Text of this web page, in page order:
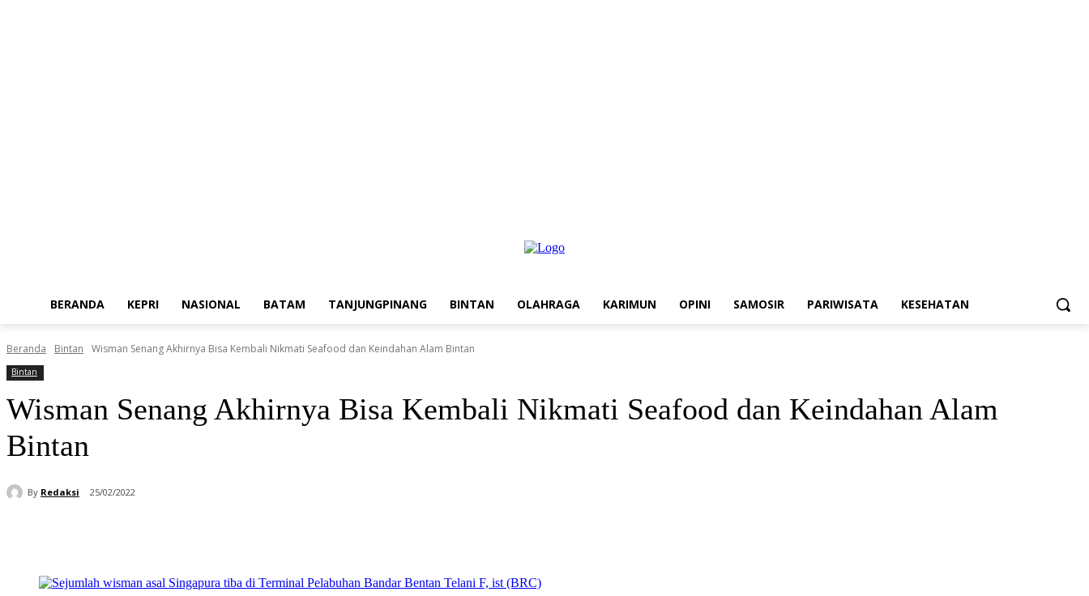
BERANDA KEPRI NASIONAL BATAM TANJUNGPINANG BINTAN OLAHRAGA KARIMUN OPINI SAMOSIR PARIWISATA KESEHATAN
Beranda Bintan Wisman Senang Akhirnya Bisa Kembali Nikmati Seafood dan Keindahan Alam Bintan
Bintan
Wisman Senang Akhirnya Bisa Kembali Nikmati Seafood dan Keindahan Alam
Bintan
By Redaksi 25/02/2022